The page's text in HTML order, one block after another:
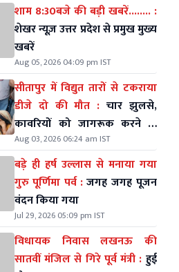
शाम 8:30बजे की बड़ी खबरें........ :
शेखर न्यूज़ उत्तर प्रदेश से प्रमुख मुख्य
खबरें
Aug 05, 2026 04:09 pm IST
सीतापुर में विद्युत तारों से टकराया
डीजे दो की मौत : चार झुलसे,
कावरियों को जागरूक करने के
लिए निकले थे
Aug 03, 2026 06:24 am IST
बड़े ही हर्ष उल्लास से मनाया गया
गुरु पूर्णिमा पर्व :जगह जगह पूजन
वंदन किया गया
Jul 29, 2026 05:09 pm IST
विधायक निवास लखनऊ की
सातवीं मंजिल से गिरे पूर्व मंत्री : हुई